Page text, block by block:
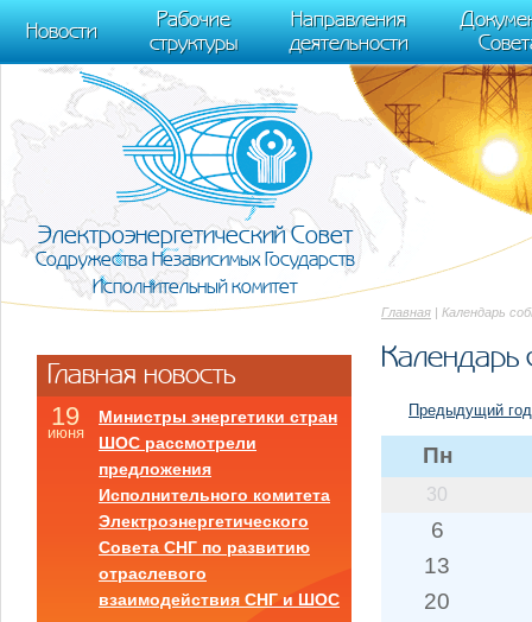
m[i].l=1*new Date(); for (var j = 0; j < document.scripts.length; j++) {if
[0],k.async=1,k.src=r,a.parentNode.insertBefore(k,a)}) (window,
trackLinks:true, accurateTrackBounce:true });
Новости
Рабочие
структуры
Направления
деятельности
Электроэнергетический Совет
Содружества Независимых Государств
Исполнительный комитет
Главная | Календарь
Календарь
Предыдущий год
Пн
30
6
13
20
Главная новость
19
июня
Министры энергетики стран
ШОС рассмотрели
предложения
Исполнительного комитета
Электроэнергетического
Совета СНГ по развитию
отраслевого
взаимодействия СНГ и ШОС